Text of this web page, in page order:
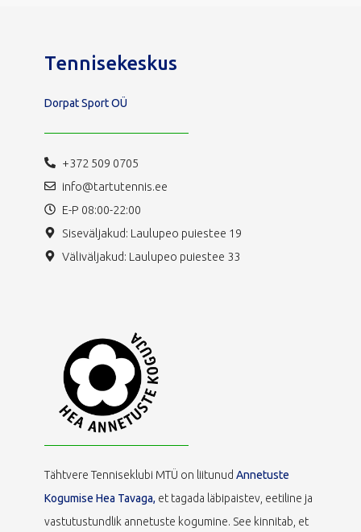
Tennisekeskus
Dorpat Sport OÜ
+372 509 0705
info@tartutennis.ee
E-P 08:00-22:00
Siseväljakud: Laulupeo puiestee 19
Väliväljakud: Laulupeo puiestee 33
Tähtvere Tenniseklubi MTÜ on liitunud Annetuste
Kogumise Hea Tavaga, et tagada läbipaistev, eetiline ja
vastutustundlik annetuste kogumine. See kinnitab, et